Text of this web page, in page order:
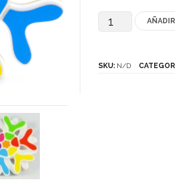
VeryPuzzle
SKU: N/D